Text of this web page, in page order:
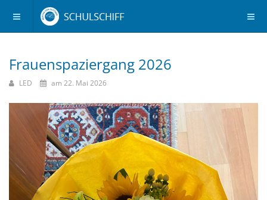
Frauenspaziergang 2026
LED am 22. Mai 2026